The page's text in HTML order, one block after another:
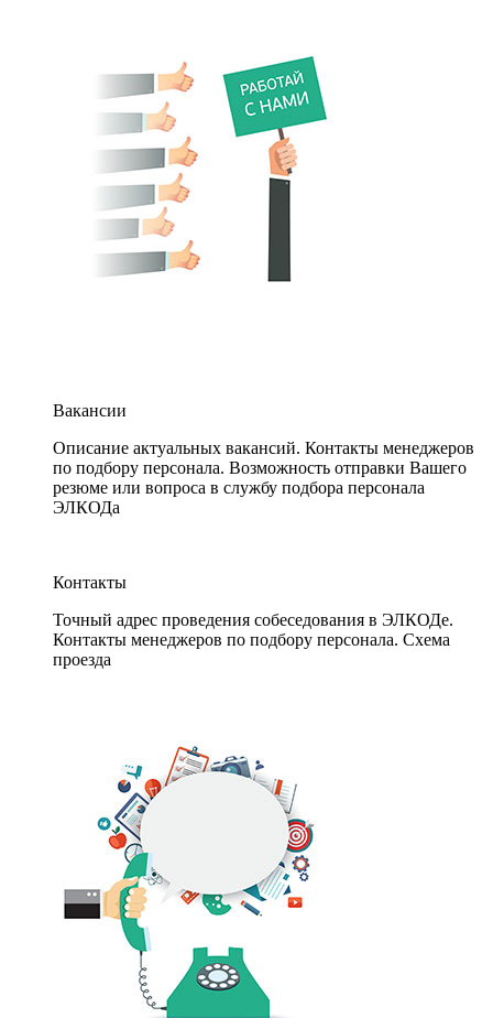
Вакансии
Описание актуальных вакансий. Контакты менеджеров
по подбору персонала. Возможность отправки Вашего
резюме или вопроса в службу подбора персонала
ЭЛКОДа
Контакты
Точный адрес проведения собеседования в ЭЛКОДе.
Контакты менеджеров по подбору персонала. Схема
проезда